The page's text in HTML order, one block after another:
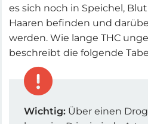
es sich noch in Speichel,
Haaren befinden und
werden. Wie lange THC
beschreibt die folgende
Wichtig: Über einen